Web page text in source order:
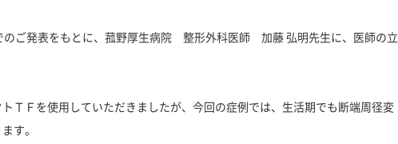
ご発表をもとに、菰野厚生病院 整形外科医師 加藤 弘明先生に、医師の立
ＴＦを使用していただきましたが、今回の症例では、生活期でも断端周径変
す。